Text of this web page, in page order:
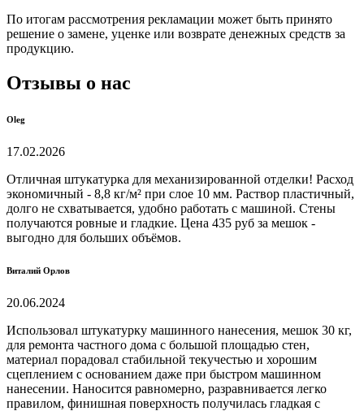
По итогам рассмотрения рекламации может быть принято
решение о замене, уценке или возврате денежных средств за
продукцию.
Отзывы о нас
Oleg
17.02.2026
Отличная штукатурка для механизированной отделки! Расход
экономичный - 8,8 кг/м² при слое 10 мм. Раствор пластичный,
долго не схватывается, удобно работать с машиной. Стены
получаются ровные и гладкие. Цена 435 руб за мешок -
выгодно для больших объёмов.
Виталий Орлов
20.06.2024
Использовал штукатурку машинного нанесения, мешок 30 кг,
для ремонта частного дома с большой площадью стен,
материал порадовал стабильной текучестью и хорошим
сцеплением с основанием даже при быстром машинном
нанесении. Наносится равномерно, разравнивается легко
правилом, финишная поверхность получилась гладкая с